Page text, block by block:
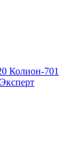
Колион-701
Эксперт